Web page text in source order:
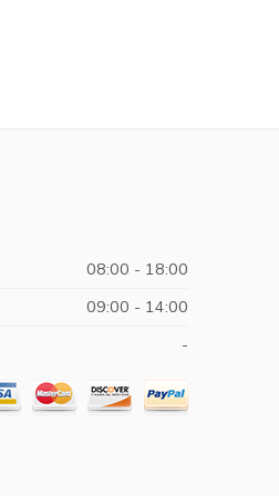
08:00 - 18:00
09:00 - 14:00
-